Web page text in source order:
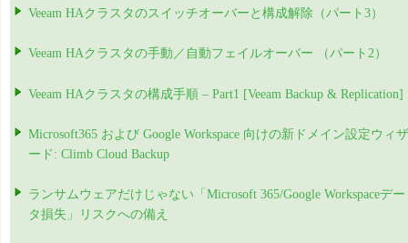
Veeam HAクラスタのスイッチオーバーと構成解除（パート3）
Veeam HAクラスタの手動／自動フェイルオーバー （パート2）
Veeam HAクラスタの構成手順 – Part1 [Veeam Backup & Replication]
Microsoft365 および Google Workspace 向けの新ドメイン設定ウィザ
ード: Climb Cloud Backup
ランサムウェアだけじゃない「Microsoft 365/Google Workspaceデー
タ損失」リスクへの備え